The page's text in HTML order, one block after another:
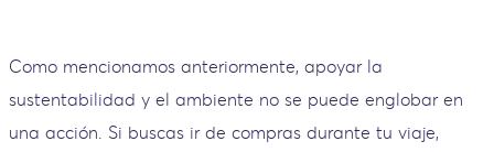
Como mencionamos anteriormente, apoyar la
sustentabilidad y el ambiente no se puede englobar en
una acción. Si buscas ir de compras durante tu viaje,